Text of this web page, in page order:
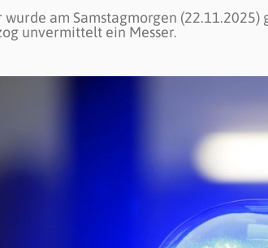
wurde am Samstagmorgen
unvermittelt ein Messer.